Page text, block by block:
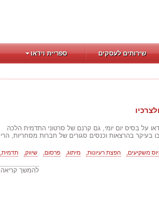
שירותים לעסקים ספריית וידאו
על בסיס יום יומי, גם קרנם של סרטוני התדמית הלכה
בעיקר בהרצאות וכנסים סגורים של חברות מסחריות, הרי
משקיעים, הפצת רעיונות, מיתוג, פרסום, שיווק,
תדמית,
להמשך קריאה